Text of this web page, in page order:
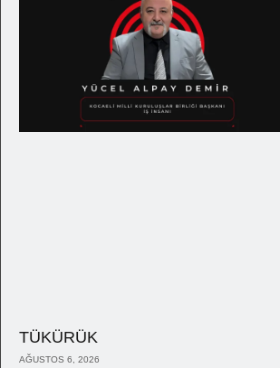
TÜKÜRÜK
AĞUSTOS 6, 2026